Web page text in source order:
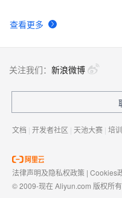
查看更多
关注我们： 新浪微博
文档 | 开发者社区 | 天池大赛 | 培
法律声明及隐私权政策 | Cookies
© 2009-现在 Aliyun.com 版权所有